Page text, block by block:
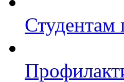
Студентам